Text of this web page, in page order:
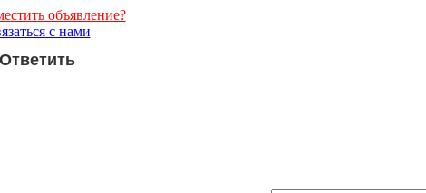
объявление?
с нами
Ответить